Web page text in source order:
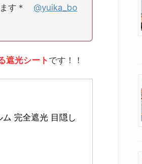
ます＊ @yuika_bo
遮光シート です！！
完全遮光 目隠し